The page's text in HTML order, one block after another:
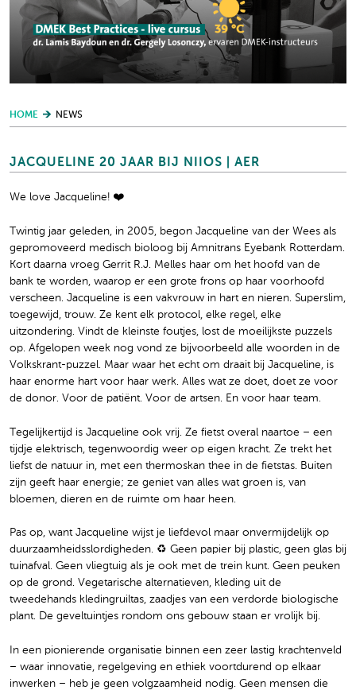
HOME NEWS
JACQUELINE 20 JAAR BIJ NIIOS | AER
We love Jacqueline! ❤️
Twintig jaar geleden, in 2005, begon Jacqueline van der Wees als
gepromoveerd medisch bioloog bij Amnitrans Eyebank Rotterdam.
Kort daarna vroeg Gerrit R.J. Melles haar om het hoofd van de
bank te worden, waarop er een grote frons op haar voorhoofd
verscheen. Jacqueline is een vakvrouw in hart en nieren. Superslim,
toegewijd, trouw. Ze kent elk protocol, elke regel, elke
uitzondering. Vindt de kleinste foutjes, lost de moeilijkste puzzels
op. Afgelopen week nog vond ze bijvoorbeeld alle woorden in de
Volkskrant-puzzel. Maar waar het echt om draait bij Jacqueline, is
haar enorme hart voor haar werk. Alles wat ze doet, doet ze voor
de donor. Voor de patiënt. Voor de artsen. En voor haar team.
Tegelijkertijd is Jacqueline ook vrij. Ze fietst overal naartoe – een
tijdje elektrisch, tegenwoordig weer op eigen kracht. Ze trekt het
liefst de natuur in, met een thermoskan thee in de fietstas. Buiten
zijn geeft haar energie; ze geniet van alles wat groen is, van
bloemen, dieren en de ruimte om haar heen.
Pas op, want Jacqueline wijst je liefdevol maar onvermijdelijk op
duurzaamheidsslordigheden. ♻️ Geen papier bij plastic, geen glas bij
tuinafval. Geen vliegtuig als je ook met de trein kunt. Geen peuken
op de grond. Vegetarische alternatieven, kleding uit de
tweedehands kledingruiltas, zaadjes van een verdorde biologische
plant. De geveltuintjes rondom ons gebouw staan er vrolijk bij.
In een pionierende organisatie binnen een zeer lastig krachtenveld
– waar innovatie, regelgeving en ethiek voortdurend op elkaar
inwerken – heb je geen volgzaamheid nodig. Geen mensen die